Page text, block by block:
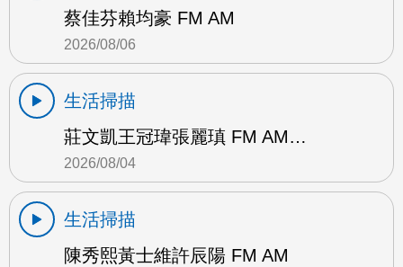
蔡佳芬賴均豪 FM AM
2026/08/06
生活掃描
莊文凱王冠瑋張麗瑱 FM AM…
2026/08/04
生活掃描
陳秀熙黃士維許辰陽 FM AM